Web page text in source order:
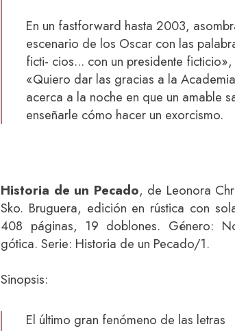
En un fastforward hasta 2003,
escenario de los Oscar con las
ficti- cios... con un presidente
«Quiero dar las gracias a la
acerca a la noche en que un amable
enseñarle cómo hacer un exorcismo.
Historia de un Pecado, de Leonora
Sko. Bruguera, edición en rústica con
408 páginas, 19 doblones. Género:
gótica. Serie: Historia de un Pecado/1.
Sinopsis:
El último gran fenómeno de las letras